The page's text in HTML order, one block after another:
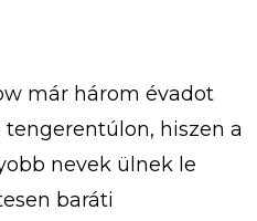
már három évadot
hiszen a
nevek ülnek le
baráti